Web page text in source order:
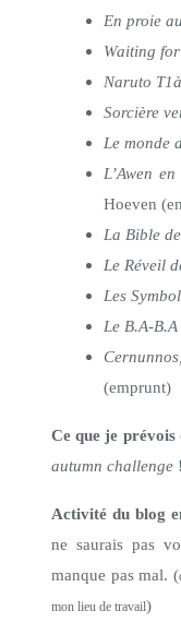
En proie
Waiting
Naruto
Sorcière
Le monde
L’Awen
Hoeven
La Bible
Le Réveil
Les
Le B.A-
(emprunt)
Ce que je prévois
autumn challenge !
Activité du blog
ne saurais pas
manque pas mal. (
mon lieu de travail)